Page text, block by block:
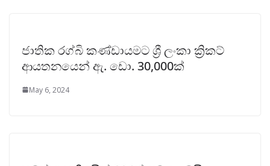
ජාතික රග්බි කණ්ඩායමට ශ්‍රී ලංකා ක්‍රිකට්
ආයතනයෙන් ‌ඇ. ඩො. 30,000ක්
May 6, 2024